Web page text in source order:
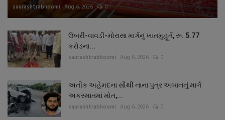
સ્વાસ્થ્ય
saurashtrabhoomi Aug 6, 2026 0
ઉંબરી-વાવડી-મોરાસા માર્ગનું ખાતમુહૂર્ત, રૂ. 5.77
કરોડના...
saurashtrabhoomi Aug 6, 2026 0
અતીક અહેમદના સૌથી નાના પુત્ર અબાનનું માર્ગ
અકસ્માતમાં મોત,...
saurashtrabhoomi Aug 6, 2026 0